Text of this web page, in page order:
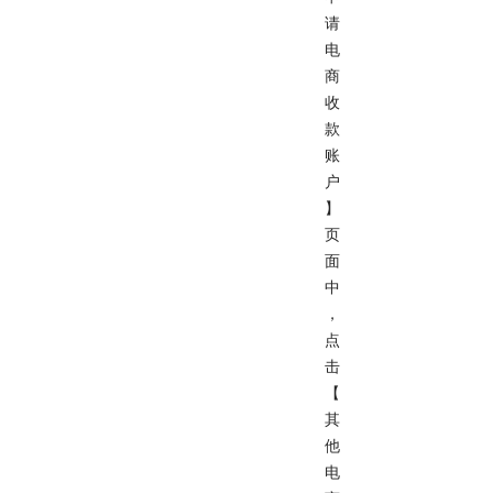
请
电
商
收
款
账
户
】
页
面
中
，
点
击
【
其
他
电